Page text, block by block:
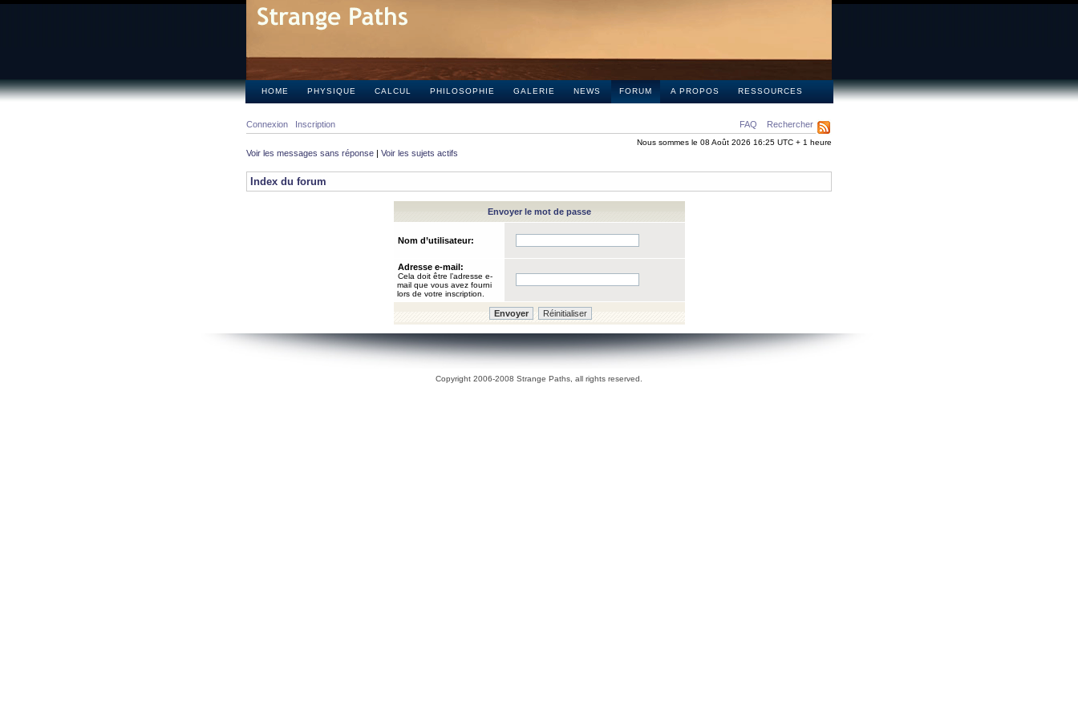
HOME PHYSIQUE CALCUL PHILOSOPHIE GALERIE NEWS FORUM A PROPOS RESSOURCES
FAQ Rechercher
Connexion Inscription
Nous sommes le 08 Août 2026 16:25 UTC + 1 heure
Voir les messages sans réponse | Voir les sujets actifs
Index du forum
Envoyer le mot de passe
Nom d’utilisateur:
Adresse e-mail:
Cela doit être l’adresse e-
mail que vous avez fourni
lors de votre inscription.
Copyright 2006-2008 Strange Paths, all rights reserved.